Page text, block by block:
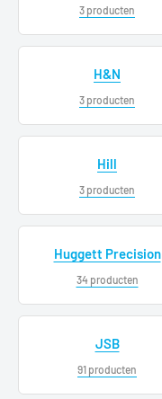
3 producten
H&N
3 producten
Hill
3 producten
Huggett Precision
34 producten
JSB
91 producten